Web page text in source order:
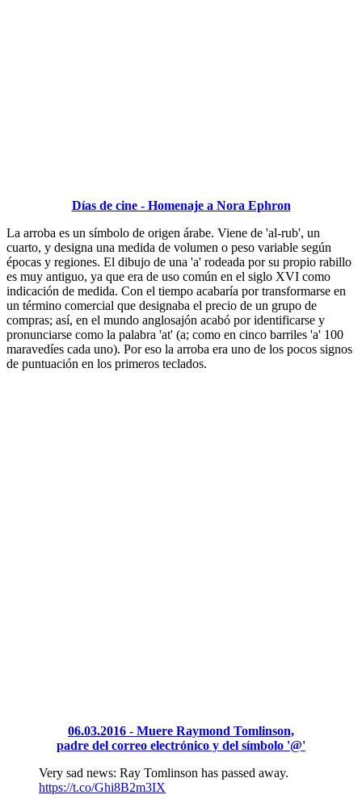
Días de cine - Homenaje a Nora Ephron
La arroba es un símbolo de origen árabe. Viene de 'al-rub', un
cuarto, y designa una medida de volumen o peso variable según
épocas y regiones. El dibujo de una 'a' rodeada por su propio rabillo
es muy antiguo, ya que era de uso común en el siglo XVI como
indicación de medida. Con el tiempo acabaría por transformarse en
un término comercial que designaba el precio de un grupo de
compras; así, en el mundo anglosajón acabó por identificarse y
pronunciarse como la palabra 'at' (a; como en cinco barriles 'a' 100
maravedíes cada uno). Por eso la arroba era uno de los pocos signos
de puntuación en los primeros teclados.
06.03.2016 - Muere Raymond Tomlinson,
padre del correo electrónico y del símbolo '@'
Very sad news: Ray Tomlinson has passed away.
https://t.co/Ghi8B2m3IX